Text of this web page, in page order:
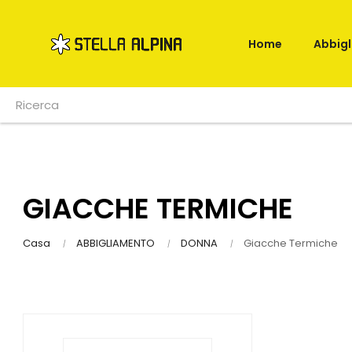
Home
GIACCHE TERMICHE
Casa ABBIGLIAMENTO DONNA Giacche Termiche